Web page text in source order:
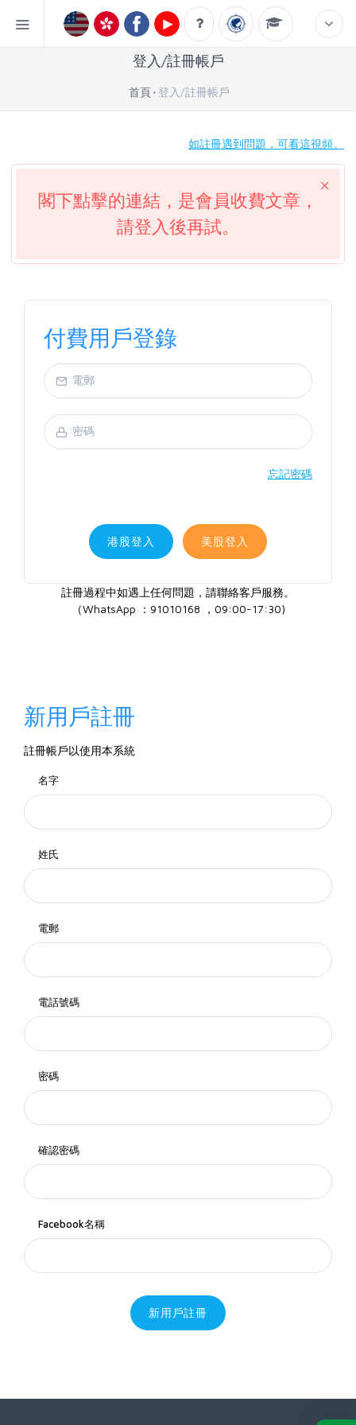
登入/註冊帳戶
首頁 登入/註冊帳戶
如註冊遇到問題，可看這視頻。
閣下點擊的連結，是會員收費文章，
請登入後再試。
付費用戶登錄
忘記密碼
港股登入 美股登入
註冊過程中如遇上任何問題，請聯絡客戶服務。
（WhatsApp ：91010168 ，09:00-17:30)
新用戶註冊
註冊帳戶以使用本系統
名字
姓氏
電郵
電話號碼
密碼
確認密碼
Facebook名稱
新用戶註冊